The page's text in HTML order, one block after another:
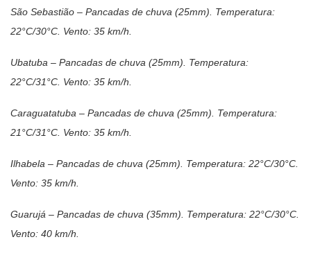
São Sebastião – Pancadas de chuva (25mm). Temperatura:
22°C/30°C. Vento: 35 km/h.
Ubatuba – Pancadas de chuva (25mm). Temperatura:
22°C/31°C. Vento: 35 km/h.
Caraguatatuba – Pancadas de chuva (25mm). Temperatura:
21°C/31°C. Vento: 35 km/h.
Ilhabela – Pancadas de chuva (25mm). Temperatura: 22°C/30°C.
Vento: 35 km/h.
Guarujá – Pancadas de chuva (35mm). Temperatura: 22°C/30°C.
Vento: 40 km/h.